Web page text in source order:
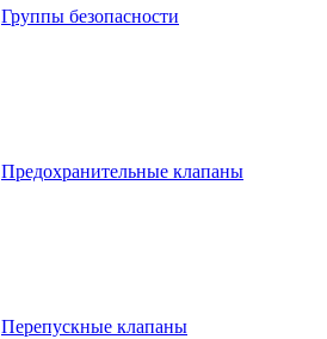
Группы безопасности
Предохранительные клапаны
Перепускные клапаны